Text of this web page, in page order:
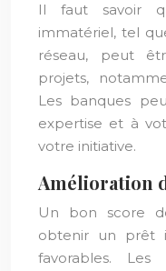
Il faut savoir
immatériel, tel
réseau, peut
projets,
Les banques
expertise et à
votre initiative.
Amélioration
Un bon score
obtenir un prêt
favorables.